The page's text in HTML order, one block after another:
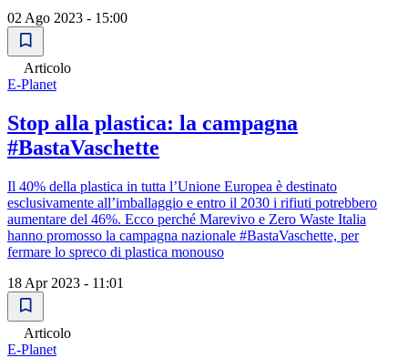
02 Ago 2023 - 15:00
Articolo
E-Planet
Stop alla plastica: la campagna
#BastaVaschette
Il 40% della plastica in tutta l’Unione Europea è destinato
esclusivamente all’imballaggio e entro il 2030 i rifiuti potrebbero
aumentare del 46%. Ecco perché Marevivo e Zero Waste Italia
hanno promosso la campagna nazionale #BastaVaschette, per
fermare lo spreco di plastica monouso
18 Apr 2023 - 11:01
Articolo
E-Planet